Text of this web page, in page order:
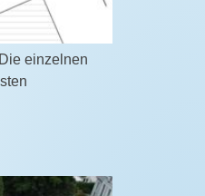
einzelnen